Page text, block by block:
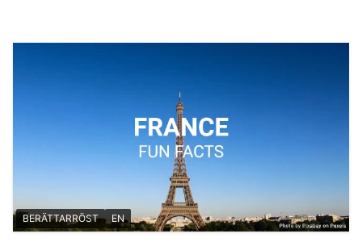
BERÄTTARRÖST EN